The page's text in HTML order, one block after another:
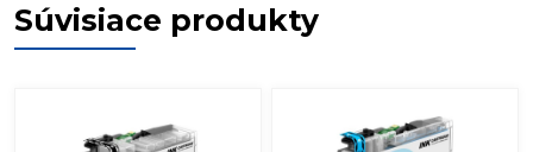
Súvisiace produkty